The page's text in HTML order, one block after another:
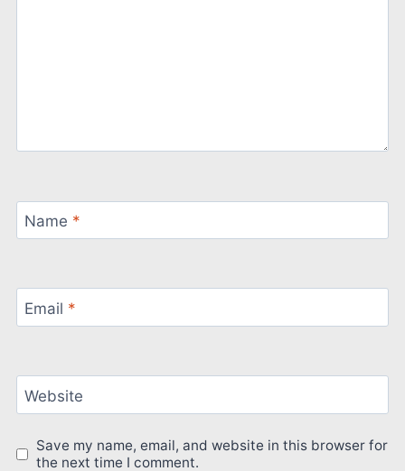
Name *
Email *
Website
Save my name, email, and website in this browser for
the next time I comment.